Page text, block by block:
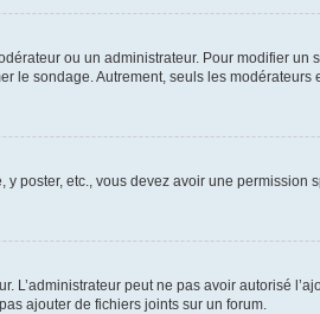
ou un administrateur. Pour modifier un
le sondage. Autrement, seuls les
poster, etc., vous devez avoir une
peut ne pas avoir autorisé
ajouter de fichiers joints sur un forum.